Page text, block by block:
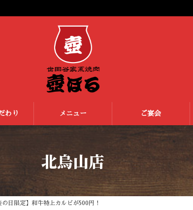
わり メニュー ご宴会
北烏山店
日限定】和牛特上カルビが500円！